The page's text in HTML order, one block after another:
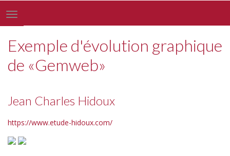
Toggle
navigation
Exemple d'évolution graphique
de «Gemweb»
Jean Charles Hidoux
https://www.etude-hidoux.com/